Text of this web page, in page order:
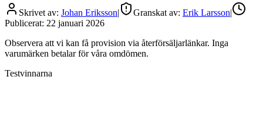
Skrivet av: Johan Eriksson| Granskat av: Erik Larsson|
Publicerat: 22 januari 2026
Observera att vi kan få provision via återförsäljarlänkar. Inga
varumärken betalar för våra omdömen.
Testvinnarna